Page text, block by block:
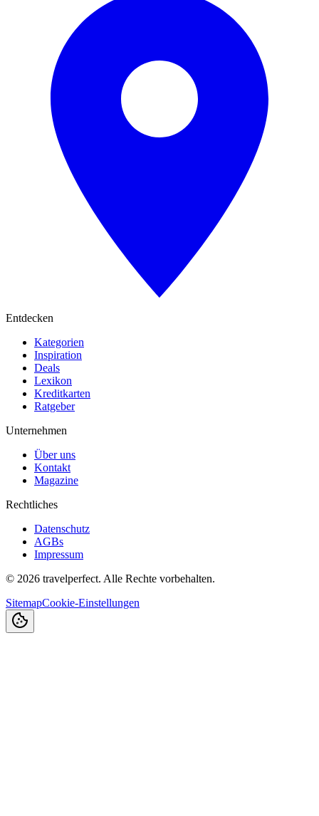
Entdecken
Kategorien
Inspiration
Deals
Lexikon
Kreditkarten
Ratgeber
Unternehmen
Über uns
Kontakt
Magazine
Rechtliches
Datenschutz
AGBs
Impressum
© 2026 travelperfect. Alle Rechte vorbehalten.
SitemapCookie-Einstellungen